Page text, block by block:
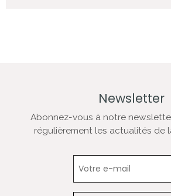
Newsletter
Abonnez-vous à notre
régulièrement les actualités de